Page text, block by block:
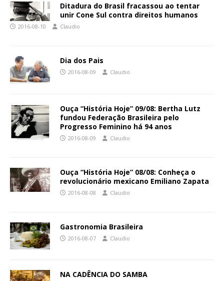
Ditadura do Brasil fracassou ao tentar
unir Cone Sul contra direitos humanos
2016-08-10 Claudio
Dia dos Pais
2016-08-09 Claudio
Ouça “História Hoje” 09/08: Bertha Lutz
fundou Federação Brasileira pelo
Progresso Feminino há 94 anos
2016-08-09 Claudio
Ouça “História Hoje” 08/08: Conheça o
revolucionário mexicano Emiliano Zapata
2016-08-08 Claudio
Gastronomia Brasileira
2016-08-07 Claudio
NA CADÊNCIA DO SAMBA